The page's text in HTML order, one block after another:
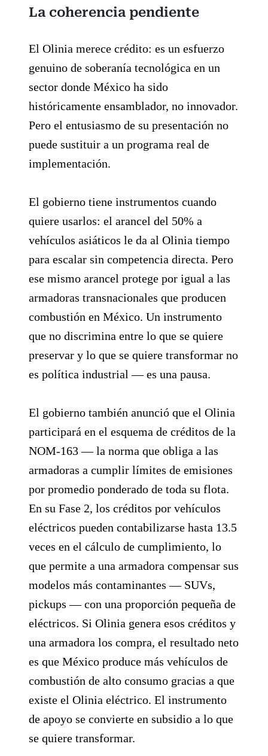
La coherencia pendiente
El Olinia merece crédito: es un esfuerzo
genuino de soberanía tecnológica en un
sector donde México ha sido
históricamente ensamblador, no innovador.
Pero el entusiasmo de su presentación no
puede sustituir a un programa real de
implementación.
El gobierno tiene instrumentos cuando
quiere usarlos: el arancel del 50% a
vehículos asiáticos le da al Olinia tiempo
para escalar sin competencia directa. Pero
ese mismo arancel protege por igual a las
armadoras transnacionales que producen
combustión en México. Un instrumento
que no discrimina entre lo que se quiere
preservar y lo que se quiere transformar no
es política industrial — es una pausa.
El gobierno también anunció que el Olinia
participará en el esquema de créditos de la
NOM-163 — la norma que obliga a las
armadoras a cumplir límites de emisiones
por promedio ponderado de toda su flota.
En su Fase 2, los créditos por vehículos
eléctricos pueden contabilizarse hasta 13.5
veces en el cálculo de cumplimiento, lo
que permite a una armadora compensar sus
modelos más contaminantes — SUVs,
pickups — con una proporción pequeña de
eléctricos. Si Olinia genera esos créditos y
una armadora los compra, el resultado neto
es que México produce más vehículos de
combustión de alto consumo gracias a que
existe el Olinia eléctrico. El instrumento
de apoyo se convierte en subsidio a lo que
se quiere transformar.